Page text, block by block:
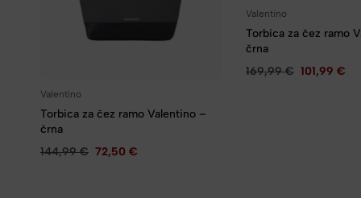
Valentino
Torbica za čez ramo Valentino –
črna
144,99€ 72,50 €
Valentino
Torbica za čez ramo
črna
169,99€ 101,99 €